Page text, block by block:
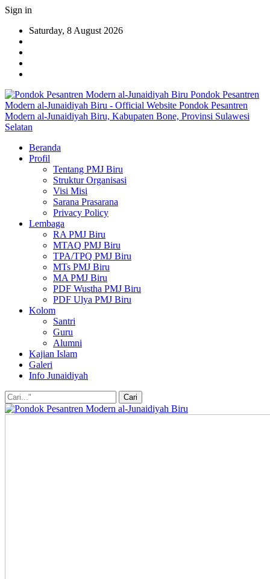
Sign in
Saturday, 8 August 2026
Pondok Pesantren
Modern al-Junaidiyah Biru - Official Website Pondok Pesantren
Modern al-Junaidiyah Biru, Kabupaten Bone, Provinsi Sulawesi
Selatan
Beranda
Profil
Tentang PMJ Biru
Struktur Organisasi
Visi Misi
Sarana Prasarana
Privacy Policy
Lembaga
RA PMJ Biru
MTAQ PMJ Biru
TPA/TPQ PMJ Biru
MTs PMJ Biru
MA PMJ Biru
PDF Wustha PMJ Biru
PDF Ulya PMJ Biru
Kolom
Santri
Guru
Alumni
Kajian Islam
Galeri
Info Junaidiyah